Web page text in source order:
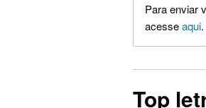
Para enviar
acesseaqui.
Top